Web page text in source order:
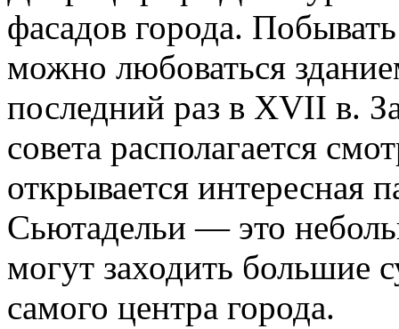
фасадов города.
можно любоваться
последний раз в XVII в.
совета располагается
открывается интересная
Сьютадельи — это
могут заходить большие
самого центра города.